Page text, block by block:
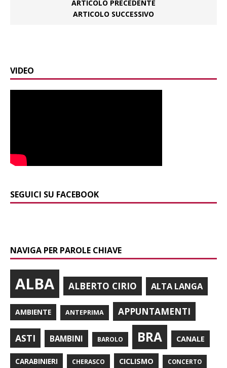
ARTICOLO PRECEDENTE
ARTICOLO SUCCESSIVO
VIDEO
SEGUICI SU FACEBOOK
NAVIGA PER PAROLE CHIAVE
ALBA ALBERTO CIRIO ALTA LANGA
AMBIENTE ANTEPRIMA APPUNTAMENTI
ASTI BAMBINI BAROLO BRA CANALE
CARABINIERI CHERASCO CICLISMO CONCERTO